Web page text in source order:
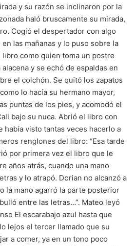
y su razón se inclinaron por la
haló bruscamente su mirada,
Cogió el despertador con algo
las mañanas y lo puso sobre la
como quien toma un postre
y se echó de espaldas en
el colchón. Se quitó los zapatos
lo hacía su hermano mayor,
puntas de los pies, y acomodó el
bajo su nuca. Abrió el libro con
había visto tantas veces hacerlo a
renglones del libro: “Esa tarde
por primera vez el libro que le
años atrás, cuando una mano
y lo atrapó. Dorian no alcanzó a
la mano agarró la parte posterior
entre las letras…”. Mateo leyó
El escarabajo azul hasta que
lejos el tercer llamado que su
a comer, ya en un tono poco